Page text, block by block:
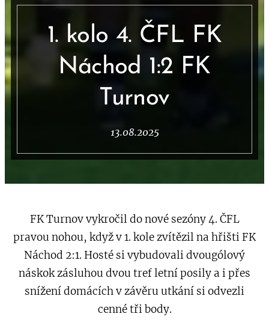
1. kolo 4. ČFL FK
Náchod 1:2 FK
Turnov
13.08.2025
FK Turnov vykročil do nové sezóny 4. ČFL
pravou nohou, když v 1. kole zvítězil na hřišti FK
Náchod 2:1. Hosté si vybudovali dvougólový
náskok zásluhou dvou tref letní posily a i přes
snížení domácích v závěru utkání si odvezli
cenné tři body.